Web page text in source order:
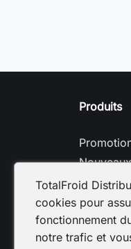
Produits
TotalFroid
cookies pour
fonctionnement
notre trafic et